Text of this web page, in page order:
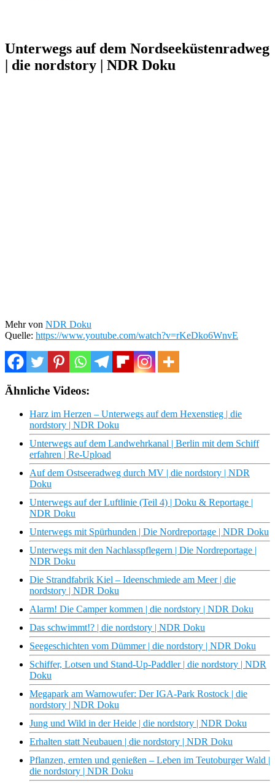
Unterwegs auf dem Nordseeküstenradweg
| die nordstory | NDR Doku
Mehr von NDR Doku
Quelle: https://www.youtube.com/watch?v=rKeDko6WnvE
Ähnliche Videos:
Harz im Herzen – Unterwegs auf dem Hexenstieg | die
nordstory | NDR Doku
Unterwegs auf dem Landwehrkanal | Berlin mit dem Schiff
erfahren | Re-Upload
Auf dem Ostseeradweg durch MV | die nordstory | NDR
Doku
Unterwegs auf der Luftlinie (Teil 4) | Doku & Reportage |
NDR Doku
Unterwegs mit Spürhunden | Die Nordreportage | NDR Doku
Unterwegs mit den Nachlasspflegern | Die Nordreportage |
NDR Doku
Die Strandfabrik Kiel – Ideenschmiede am Meer | die
nordstory | NDR Doku
Alarm! Die Camper kommen | die nordstory | NDR Doku
Das schwimmt!? | die nordstory | NDR Doku
Seegeschichten vom Dümmer | die nordstory | NDR Doku
Schiffer, Lotsen und Stand-Up-Paddler | die nordstory | NDR
Doku
Megapark am Warnowufer: Der IGA-Park Rostock | die
nordstory | NDR Doku
Jung und Wild in der Heide | die nordstory | NDR Doku
Erhalten statt Neubauen | die nordstory | NDR Doku
Pflanzen, ernten und genießen – Leben im Teutoburger Wald |
die nordstory | NDR Doku